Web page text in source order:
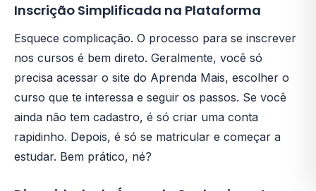
Inscrição Simplificada na Plataforma
Esquece complicação. O processo para se inscrever
nos cursos é bem direto. Geralmente, você só
precisa acessar o site do Aprenda Mais, escolher o
curso que te interessa e seguir os passos. Se você
ainda não tem cadastro, é só criar uma conta
rapidinho. Depois, é só se matricular e começar a
estudar. Bem prático, né?